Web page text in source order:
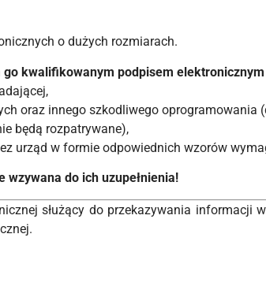
o dużych rozmiarach.
kwalifikowanym podpisem
oraz innego szkodliwego oprogramowania
będą rozpatrywane),
urząd w formie odpowiednich wzorów
do ich uzupełnienia!
służący do przekazywania informacji